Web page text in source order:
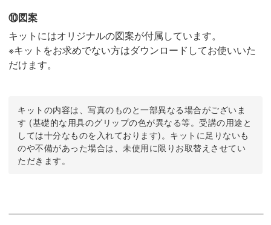
⑩図案
キットにはオリジナルの図案が付属しています。
※キットをお求めでない方はダウンロードしてお使いいた
だけます。
キットの内容は、写真のものと一部異なる場合がございま
す (基礎的な用具のグリップの色が異なる等。受講の用途と
しては十分なものを入れております)。キットに足りないも
のや不備があった場合は、未使用に限りお取替えさせてい
ただきます。